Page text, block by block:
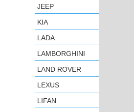
JEEP
KIA
LADA
LAMBORGHINI
LAND ROVER
LEXUS
LIFAN